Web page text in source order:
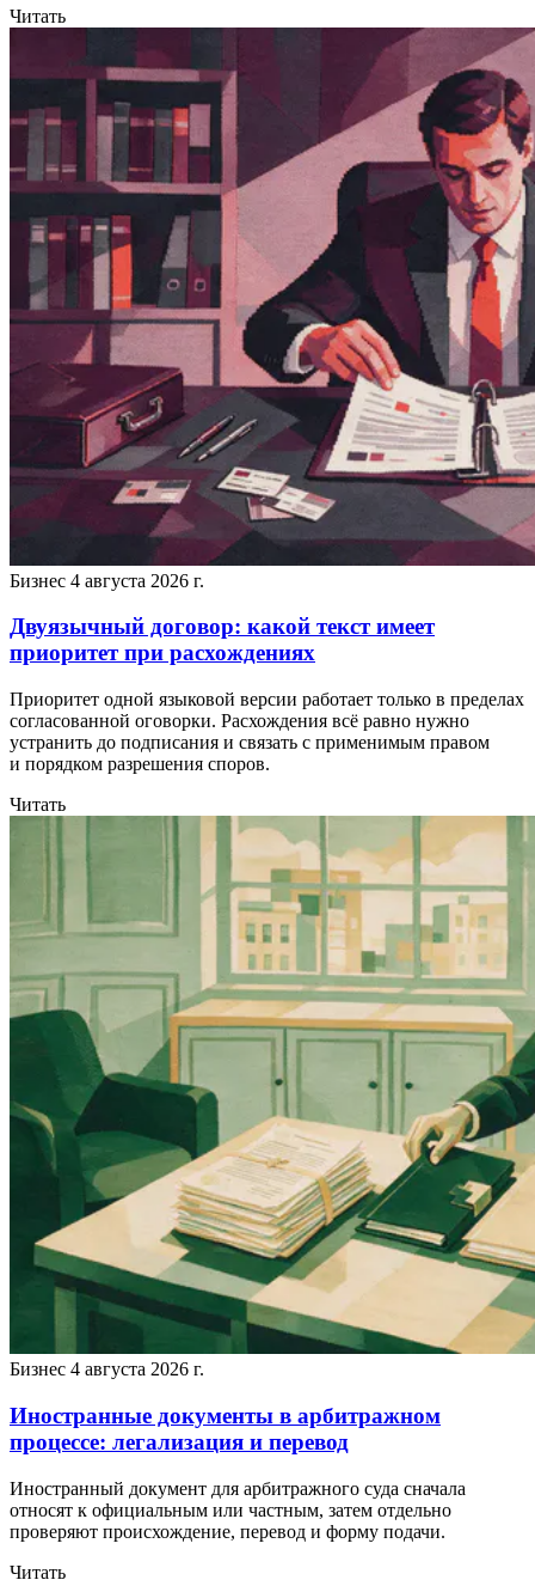
Читать
Бизнес 4 августа 2026 г.
Двуязычный договор: какой текст имеет
приоритет при расхождениях
Приоритет одной языковой версии работает только в пределах
согласованной оговорки. Расхождения всё равно нужно
устранить до подписания и связать с применимым правом
и порядком разрешения споров.
Читать
Бизнес 4 августа 2026 г.
Иностранные документы в арбитражном
процессе: легализация и перевод
Иностранный документ для арбитражного суда сначала
относят к официальным или частным, затем отдельно
проверяют происхождение, перевод и форму подачи.
Читать